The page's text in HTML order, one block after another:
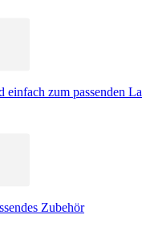
zum passenden
Zubehör